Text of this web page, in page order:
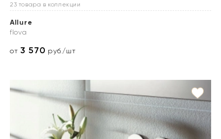
23 товара в коллекции
Allure
flova
от3 570 руб./шт